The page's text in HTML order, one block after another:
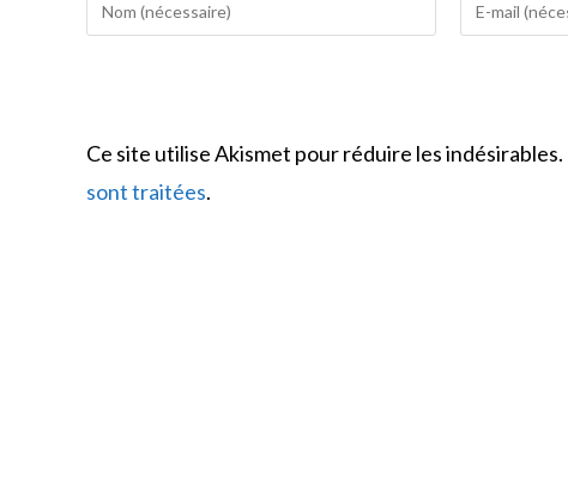
your
to
comment
your
comment
Ce site utilise Akismet pour réduire les indésirables.
sont traitées.